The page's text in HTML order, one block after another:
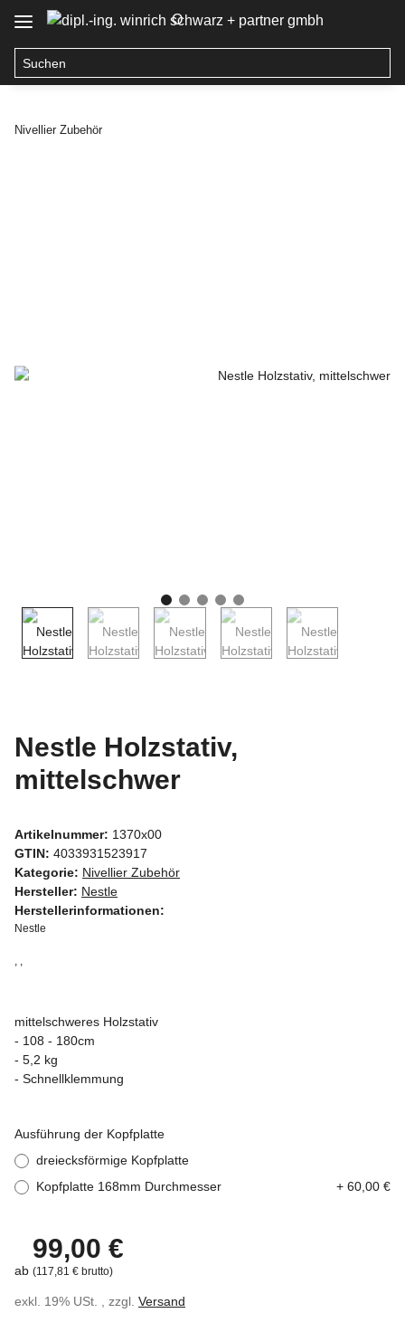
O
Nivellier Zubehör
Nestle Holzstativ,
mittelschwer
Artikelnummer: 1370x00
GTIN: 4033931523917
Kategorie: Nivellier Zubehör
Hersteller: Nestle
Herstellerinformationen:
Nestle
, ,
mittelschweres Holzstativ
- 108 - 180cm
- 5,2 kg
- Schnellklemmung
Ausführung der Kopfplatte
dreiecksförmige Kopfplatte
Kopfplatte 168mm Durchmesser
+ 60,00 €
ab
99,00 €
(117,81 € brutto)
exkl. 19% USt. , zzgl. Versand